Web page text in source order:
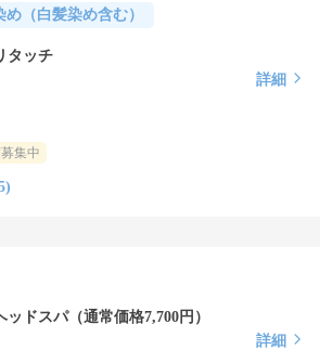
め（白髪染め含む）
タッチ
詳細
集中
ッドスパ（通常価格7,700円）
詳細